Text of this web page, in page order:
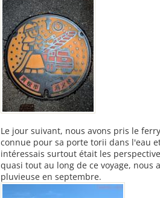
Le jour suivant, nous avons pris le
connue pour sa porte torii dans l'eau
intéressais surtout était les
quasi tout au long de ce voyage,
pluvieuse en septembre.